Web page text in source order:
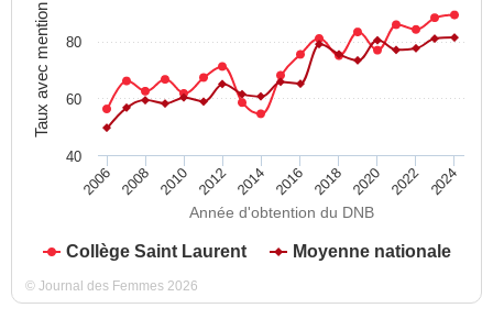
Année d'obtention du DNB
Taux avec mention
Collège Saint Laurent Moyenne nationale
2006 2008 2010 2012 2014 2016 2018 2020 2022 2024
40
60
80
© Journal des Femmes 2026